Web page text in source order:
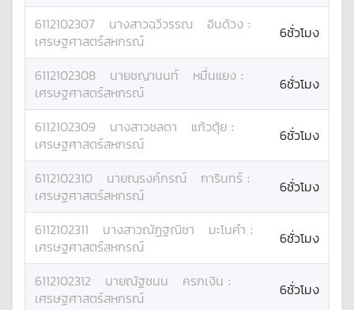
6112102307 นางสาวฉวีวรรณ อินด้วง :
เศรษฐศาสตร์สหกรณ์
6ชั่วโมง
6112102308 นายชญานนท์ หมื่นแยง :
เศรษฐศาสตร์สหกรณ์
6ชั่วโมง
6112102309 นางสาวชลดา แก้วตุ้ย :
เศรษฐศาสตร์สหกรณ์
6ชั่วโมง
6112102310 นายณรงค์กรณ์ การินทร์ :
เศรษฐศาสตร์สหกรณ์
6ชั่วโมง
6112102311 นางสาวณัฏฐณิชา มะโนคำ :
เศรษฐศาสตร์สหกรณ์
6ชั่วโมง
6112102312 นายณัฐชนน ครกเงิน :
เศรษฐศาสตร์สหกรณ์
6ชั่วโมง